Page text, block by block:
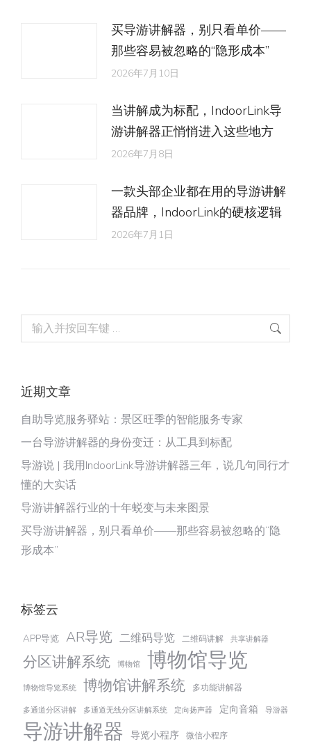
买导游讲解器，别只看单价——
那些容易被忽略的“隐形成本”
2026年7月10日
当讲解成为标配，IndoorLink导
游讲解器正悄悄进入这些地方
2026年7月8日
一款头部企业都在用的导游讲解
器品牌，IndoorLink的硬核逻辑
2026年7月1日
Search:
近期文章
自助导览服务驿站：景区旺季的智能服务专家
一台导游讲解器的身份变迁：从工具到标配
导游说 | 我用IndoorLink导游讲解器三年，说几句同行才
懂的大实话
导游讲解器行业的十年蜕变与未来图景
买导游讲解器，别只看单价——那些容易被忽略的“隐
形成本”
标签云
APP导览 AR导览 二维码导览 二维码讲解 共享讲解器
分区讲解系统 博物馆 博物馆导览
博物馆导览系统 博物馆讲解系统 多功能讲解器
多通道分区讲解 多通道无线分区讲解系统 定向扬声器 定向音箱 导游器
导游讲解器 导览小程序 微信小程序